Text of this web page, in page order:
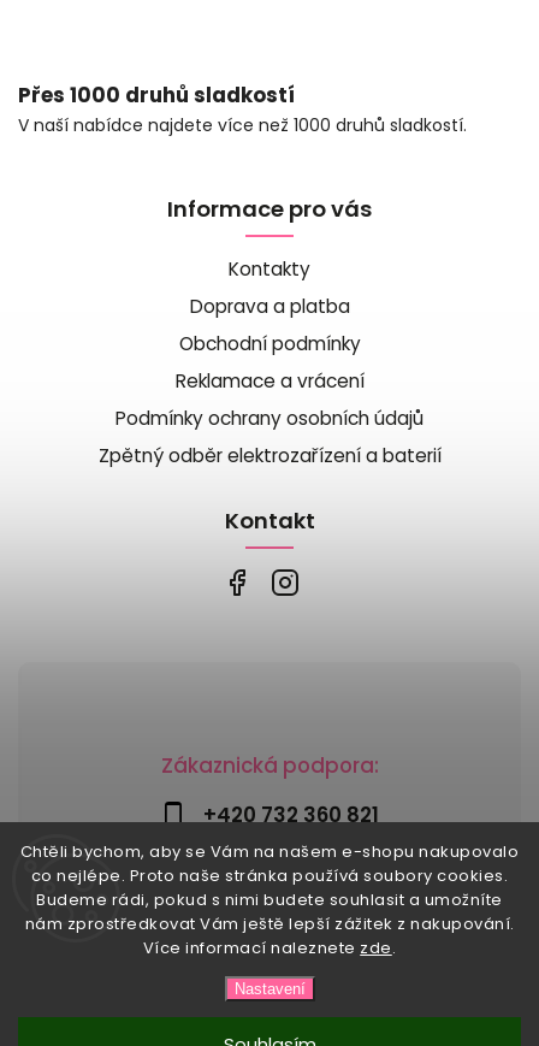
Chtěli bychom, aby se Vám na našem e-shopu nakupovalo
co nejlépe. Proto naše stránka používá soubory cookies.
Budeme rádi, pokud s nimi budete souhlasit a umožníte
nám zprostředkovat Vám ještě lepší zážitek z nakupování.
Více informací naleznete zde.
Nastavení
Přes 1000 druhů sladkostí
V naší nabídce najdete více než 1000 druhů sladkostí.
Zákaznická podpora:
+420 732 360 821
info@risesnu.cz
Informace pro vás
Kontakty
Doprava a platba
Obchodní podmínky
Reklamace a vrácení
Podmínky ochrany osobních údajů
Zpětný odběr elektrozařízení a baterií
Kontakt
Risesnu.cz. Všechna práva vyhrazena.
Upravit nastavení cookies
Shoptet | Design